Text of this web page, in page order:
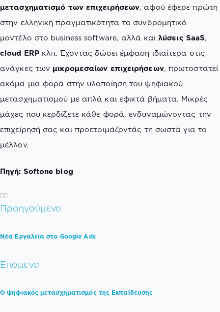
μετασχηματισμό των επιχειρήσεων, αφού έφερε πρώτη
στην ελληνική πραγματικότητα το συνδρομητικό
μοντέλο στο business software, αλλά και λύσεις SaaS,
cloud ERPκλπ. Έχοντας δώσει έμφαση ιδιαίτερα στις
ανάγκες των μικρομεσαίων επιχειρήσεων, πρωτοστατεί
ακόμα μια φορά στην υλοποίηση του ψηφιακού
μετασχηματισμού με απλά και εφικτά βήματα. Μικρές
μάχες που κερδίζετε κάθε φορά, ενδυναμώνοντας την
επιχείρησή σας και προετοιμάζοντάς τη σωστά για το
μέλλον.
Πηγή: Softone blog
Προηγούμενο
Νέα Εργαλεία στο Google Ads
Επόμενο
Ο ψηφιακός μετασχηματισμός της Εκπαίδευσης